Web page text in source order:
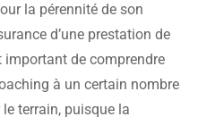
la pérennité de son
d’une prestation de
important de comprendre
à un certain nombre
le terrain, puisque la